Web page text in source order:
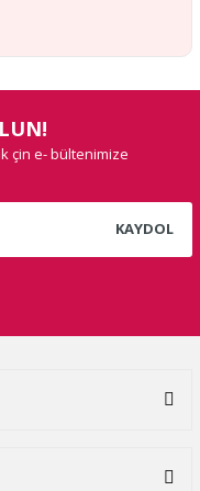
çin e- bültenimize
KAYDOL